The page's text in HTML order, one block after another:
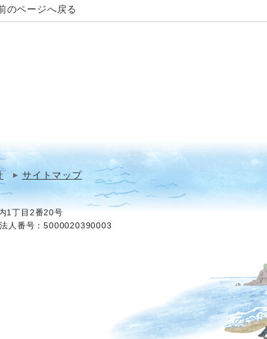
のページへ戻る
サイトマップ
1丁目2番20号
法人番号：5000020390003